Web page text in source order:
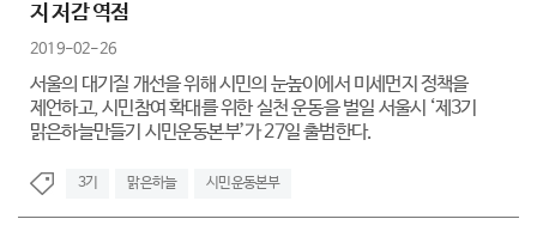
지 저감 역점
2019-02-26
서울의 대기질 개선을 위해 시민의 눈높이에서 미세먼지 정책을
제언하고, 시민참여 확대를 위한 실천 운동을 벌일 서울시 ‘제3기
맑은하늘만들기 시민운동본부’가 27일 출범한다.
3기 맑은하늘 시민운동본부